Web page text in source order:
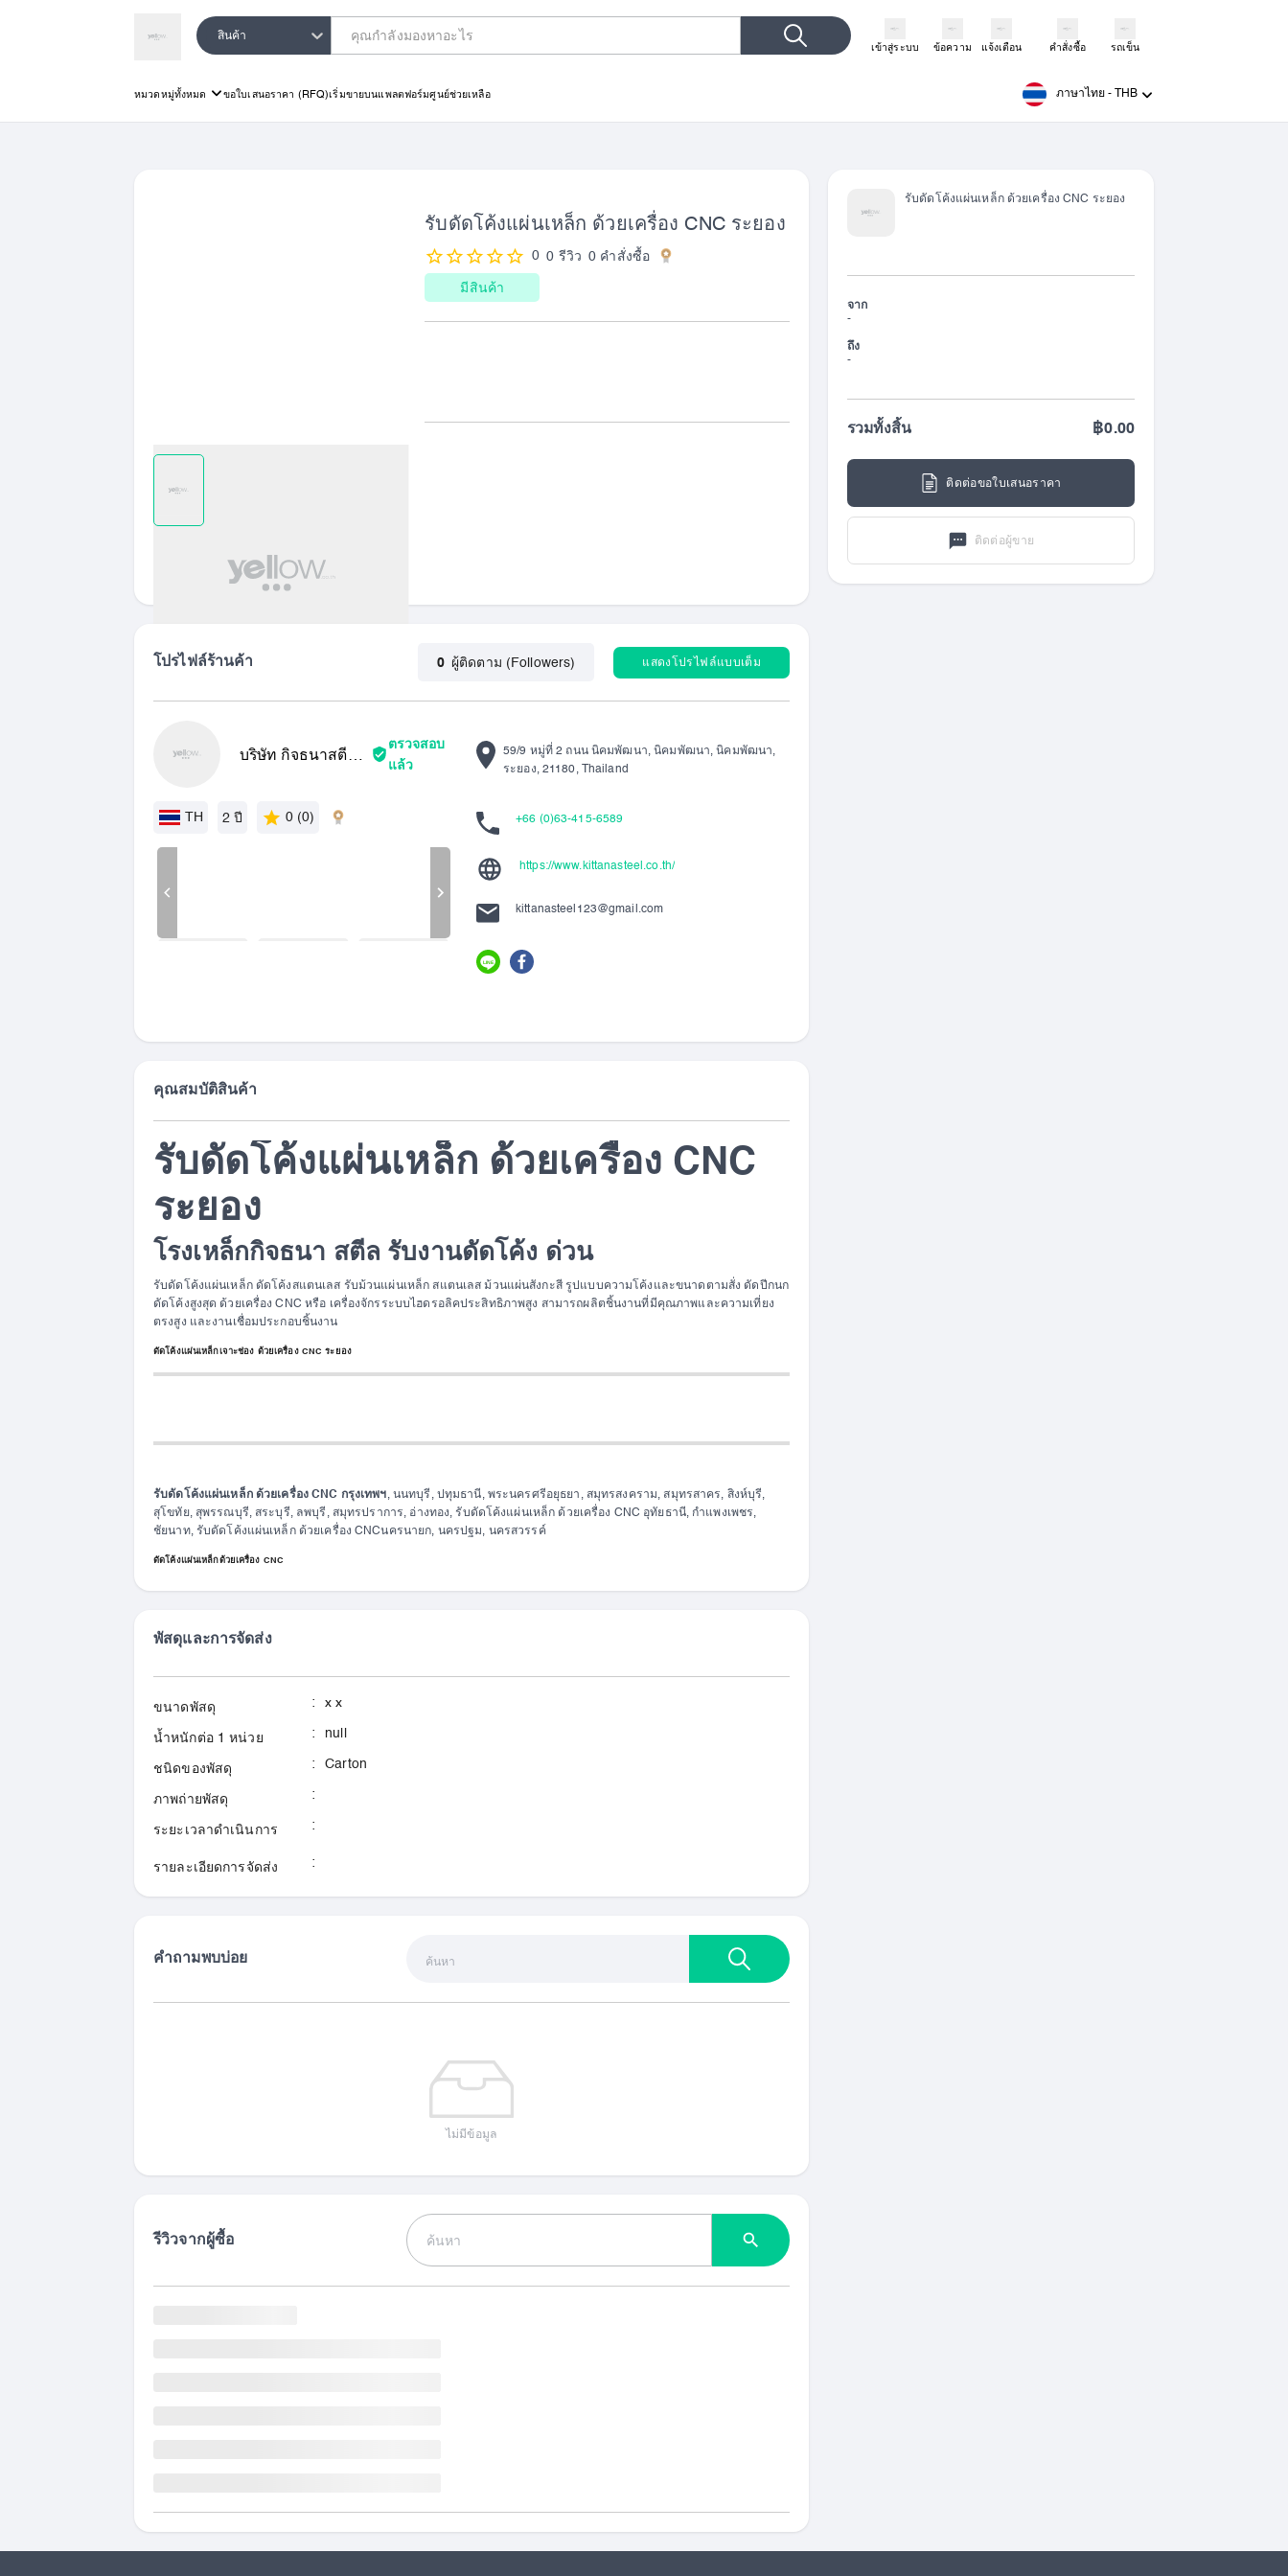
สินค้า
เข้าสู่ระบบ ข้อความ แจ้งเตือน คำสั่งซื้อ รถเข็น
หมวดหมู่ทั้งหมด ขอใบเสนอราคา (RFQ)เริ่มขายบนแพลตฟอร์มศูนย์ช่วยเหลือ ภาษาไทย- THB
รายการที่ชอบ แชร์
รับดัดโค้งแผ่นเหล็ก ด้วยเครื่อง CNC ระยอง
0 0 รีวิว 0 คำสั่งซื้อ
มีสินค้า
โปรไฟล์ร้านค้า 0 ผู้ติดตาม (Followers) แสดงโปรไฟล์แบบเต็ม
บริษัท กิจธนาสตีล
ตรวจสอบ
แล้ว
TH 2 ปี 0 (0)
59/9 หมู่ที่ 2 ถนน นิคมพัฒนา, นิคมพัฒนา, นิคมพัฒนา,
ระยอง, 21180, Thailand
+66 (0)63-415-6589
https://www.kittanasteel.co.th/
kittanasteel123@gmail.com
คุณสมบัติสินค้า
รับดัดโค้งแผ่นเหล็ก ด้วยเครื่อง CNC
ระยอง
โรงเหล็กกิจธนา สตีล รับงานดัดโค้ง ด่วน
รับดัดโค้งแผ่นเหล็ก ดัดโค้งสแตนเลส รับม้วนแผ่นเหล็ก สแตนเลส ม้วนแผ่นสังกะสี รูปแบบความโค้งและขนาดตามสั่ง ดัดปีกนก
ดัดโค้งสูงสุด ด้วยเครื่อง CNC หรือ เครื่องจักรระบบไฮดรอลิคประสิทธิภาพสูง สามารถผลิตชิ้นงานที่มีคุณภาพและความเที่ยง
ตรงสูง และงานเชื่อมประกอบชิ้นงาน
ดัดโค้งแผ่นเหล็กเจาะช่อง ด้วยเครื่อง CNC ระยอง
รับดัดโค้งแผ่นเหล็ก ด้วยเครื่อง CNC กรุงเทพฯ , นนทบุรี, ปทุมธานี, พระนครศรีอยุธยา, สมุทรสงคราม, สมุทรสาคร, สิงห์บุรี,
สุโขทัย, สุพรรณบุรี, สระบุรี, ลพบุรี, สมุทรปราการ, อ่างทอง, รับดัดโค้งแผ่นเหล็ก ด้วยเครื่อง CNC อุทัยธานี, กำแพงเพชร,
ชัยนาท, รับดัดโค้งแผ่นเหล็ก ด้วยเครื่อง CNCนครนายก, นครปฐม, นครสวรรค์
ดัดโค้งแผ่นเหล็กด้วยเครื่อง CNC
รับดัดโค้งแผ่นเหล็ก ด้วยเครื่อง CNC เชียงใหม่, เชียงราย, น่าน, พะเยา, แพร่, แม่ฮ่องสอน, ลำปาง,
รับดัดโค้งแผ่นเหล็ก ด้วยเครื่อง CNC ชลบุรี, ตราด, ปราจีนบุรี, สระแก้ว, รับดัดโค้งแผ่นเหล็ก ด้วย
เครื่อง CNC จันทบุรี, ฉะเชิงเทรา, กาญจนบุรี, ตาก, ประจวบคีรีขันธ์, เพชรบุรี, ราชบุรี
รับดัดโค้งแผ่นแสตนเลส ด้วยเครื่อง CNC ระยอง
รับดัดโค้งแผ่นเหล็ก ด้วยเครื่อง CNC ขอนแก่น, ชัยภูมิ, นครพนม, นครราชสีมา, กาฬสินธุ์, บึงกาฬ,
บุรีรัมย์, มหาสารคาม, มุกดาหาร, ยโสธร, ร้อยเอ็ด, เลย, สกลนคร, รับดัดโค้งแผ่นเหล็ก ด้วยเครื่อง
รับดัดโค้งแผ่นเหล็ก ด้วยเครื่อง CNC นครศรีธรรมราช, พังงา, พัทลุง, ภูเก็ต, ระนอง, รับดัดโค้งแผ่น
เหล็ก ด้วยเครื่อง CNC สตูล, สงขลา, สุราษฎร์ธานี, กระบี่, รับดัดโค้งแผ่นเหล็ก ด้วยเครื่อง CNC ชุมพร,
พัสดุและการจัดส่ง
ขนาดพัสดุ : x x
น้ำหนักต่อ 1 หน่วย : null
ชนิดของพัสดุ : Carton
ภาพถ่ายพัสดุ :
ระยะเวลาดำเนินการ :
รายละเอียดการจัดส่ง :
คำถามพบบ่อย
ไม่มีข้อมูล
รีวิวจากผู้ซื้อ
รับดัดโค้งแผ่นเหล็ก ด้วยเครื่อง CNC ระยอง
จาก
-
ถึง
-
รวมทั้งสิ้น ฿0.00
ติดต่อขอใบเสนอราคา
ติดต่อผู้ขาย